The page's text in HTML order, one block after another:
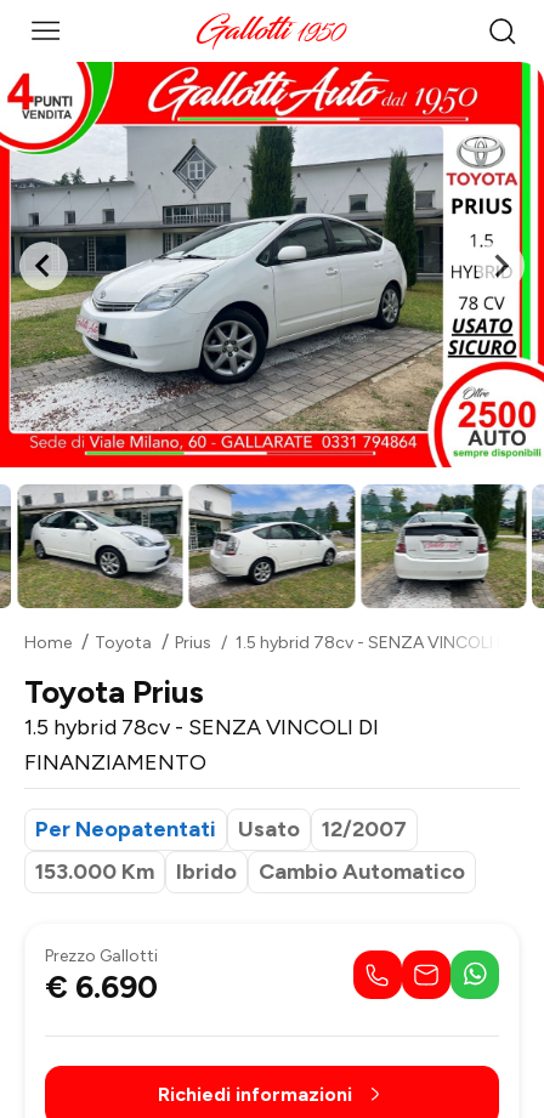
Home Toyota Prius 1.5 hybrid 78cv - SENZA VINCOLI DI
Toyota Prius
1.5 hybrid 78cv - SENZA VINCOLI DI
FINANZIAMENTO
Per Neopatentati Usato
12/2007
153.000 Km
Ibrido Cambio Automatico
Prezzo Gallotti
€ 6.690
Richiedi informazioni